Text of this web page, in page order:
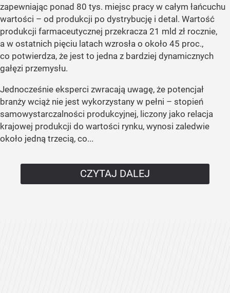
zapewniając ponad 80 tys. miejsc pracy w całym łańcuchu
wartości – od produkcji po dystrybucję i detal. Wartość
produkcji farmaceutycznej przekracza 21 mld zł rocznie,
a w ostatnich pięciu latach wzrosła o około 45 proc.,
co potwierdza, że jest to jedna z bardziej dynamicznych
gałęzi przemysłu.
Jednocześnie eksperci zwracają uwagę, że potencjał
branży wciąż nie jest wykorzystany w pełni – stopień
samowystarczalności produkcyjnej, liczony jako relacja
krajowej produkcji do wartości rynku, wynosi zaledwie
około jedną trzecią, co...
CZYTAJ DALEJ